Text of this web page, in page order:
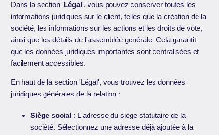
Dans la section ' Légal', vous pouvez conserver toutes les
informations juridiques sur le client, telles que la création de la
société, les informations sur les actions et les droits de vote,
ainsi que les détails de l'assemblée générale. Cela garantit
que les données juridiques importantes sont centralisées et
facilement accessibles.
En haut de la section 'Légal', vous trouvez les données
juridiques générales de la relation :
Siège social : L'adresse du siège statutaire de la
société. Sélectionnez une adresse déjà ajoutée à la